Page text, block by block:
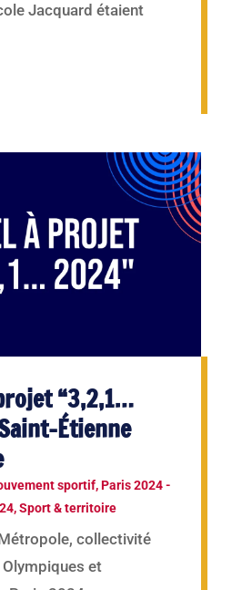
Jacquard étaient
“3,2,1…
Étienne
sportif,Paris 2024 -
,Sport & territoire
collectivité
et